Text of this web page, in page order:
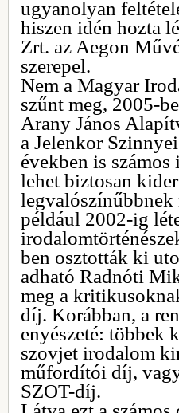
ugyanolyan
hiszen idén hozta
Zrt. az Aegon
szerepel.
Nem a Magyar
szűnt meg, 2005-
Arany János
a Jelenkor
években is
lehet biztosan
például 2002-ig
ben osztották ki
adható Radnóti
meg a
díj. Korábban, a
enyészeté: többek
szovjet irodalom
műfordítói díj,
SZOT-díj.